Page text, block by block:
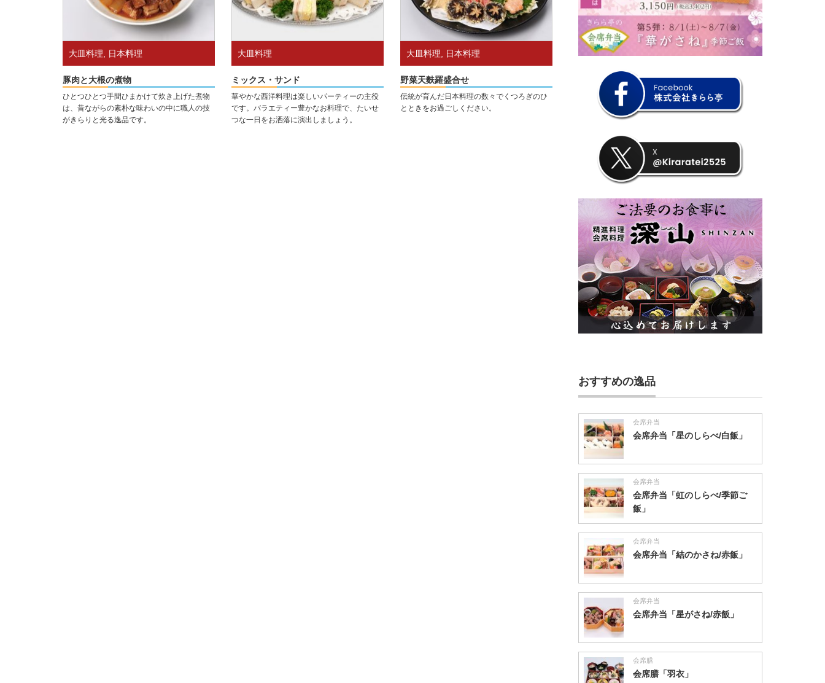
大皿料理 日本料理
豚肉と大根の煮物
ひとつひとつ手間ひまかけて炊き上げた煮物
は、昔ながらの素朴な味わいの中に職人の技
がきらりと光る逸品です。
大皿料理
ミックス・サンド
華やかな西洋料理は楽しいパーティーの主役
です。バラエティー豊かなお料理で、たいせ
つな一日をお洒落に演出しましょう。
大皿料理 日本料理
野菜天麩羅盛合せ
伝統が育んだ日本料理の数々でくつろぎのひ
とときをお過ごしください。
おすすめの逸品
会席弁当
会席弁当「星のしらべ/白飯」
会席弁当
会席弁当「虹のしらべ/季節ご
飯」
会席弁当
会席弁当「結のかさね/赤飯」
会席弁当
会席弁当「星がさね/赤飯」
会席膳
会席膳「羽衣」